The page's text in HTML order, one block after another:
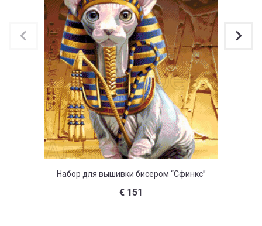
Набор для вышивки бисером “Сфинкс”
€ 151